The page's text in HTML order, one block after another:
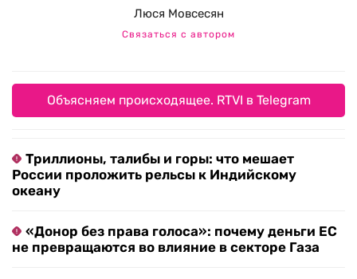
Люся Мовсесян
Связаться с автором
Объясняем происходящее. RTVI в Telegram
Триллионы, талибы и горы: что мешает
России проложить рельсы к Индийскому
океану
«Донор без права голоса»: почему деньги ЕС
не превращаются во влияние в секторе Газа